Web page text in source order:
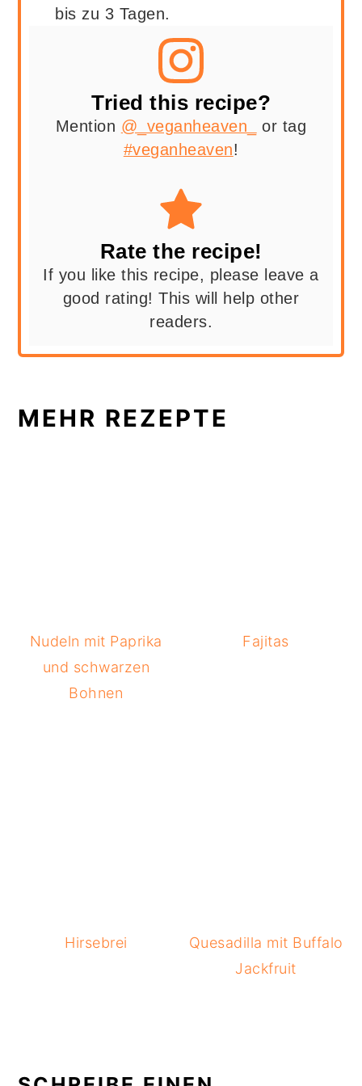
bis zu 3 Tagen.
Tried this recipe?
Mention @_veganheaven_
or tag
#veganheaven!
Rate the recipe!
If you like this recipe, please leave a
good rating! This will help other
readers.
MEHR REZEPTE
Nudeln mit Paprika
und schwarzen
Bohnen
Fajitas
Hirsebrei
Quesadilla mit Buffalo
Jackfruit
INTERACTIONS